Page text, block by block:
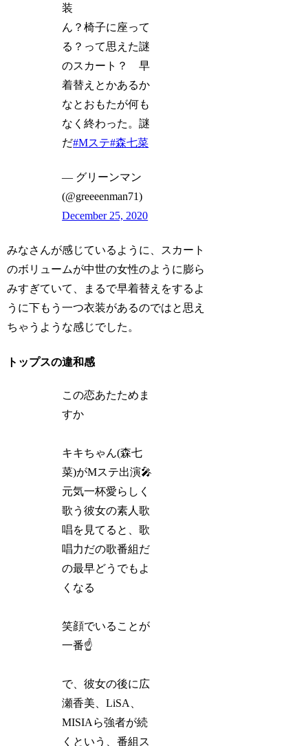
装
ん？椅子に座って
る？って思えた謎
のスカート？ 早
着替えとかあるか
なとおもたが何も
なく終わった。謎
だ#Mステ#森七菜
— グリーンマン
(@greeeenman71)
December 25, 2020
みなさんが感じているように、スカート
のボリュームが中世の女性のように膨ら
みすぎていて、まるで早着替えをするよ
うに下もう一つ衣装があるのではと思え
ちゃうような感じでした。
トップスの違和感
この恋あたためま
すか
キキちゃん(森七
菜)がMステ出演🎤
元気一杯愛らしく
歌う彼女の素人歌
唱を見てると、歌
唱力だの歌番組だ
の最早どうでもよ
くなる
笑顔でいることが
一番☝️
で、彼女の後に広
瀬香美、LiSA、
MISIAら強者が続
くという、番組ス